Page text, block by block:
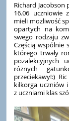
Richard Jacobson
16.06 uczniowie
mieli mozliwość
opartych na
swego rodzaju
Częścią wspólnie
którego trwały
pozalekcyjnych
różnych
przeciekawy!:)
kilkorga uczniów i
z uczniami klas